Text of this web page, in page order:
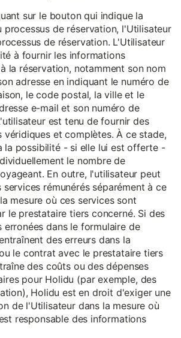
sur le bouton qui indique la
processus de réservation, l'Utilisateur
de réservation. L'Utilisateur
à fournir les informations
la réservation, notamment son nom
adresse en indiquant le numéro de
le code postal, la ville et le
e-mail et son numéro de
est tenu de fournir des
véridiques et complètes. À ce stade,
la possibilité - si elle lui est offerte -
le nombre de
En outre, l'utilisateur peut
services rémunérés séparément à ce
mesure où ces services sont
le prestataire tiers concerné. Si des
erronées dans le formulaire de
des erreurs dans la
le contrat avec le prestataire tiers
des coûts ou des dépenses
pour Holidu (par exemple, des
Holidu est en droit d'exiger une
de l'Utilisateur dans la mesure où
responsable des informations